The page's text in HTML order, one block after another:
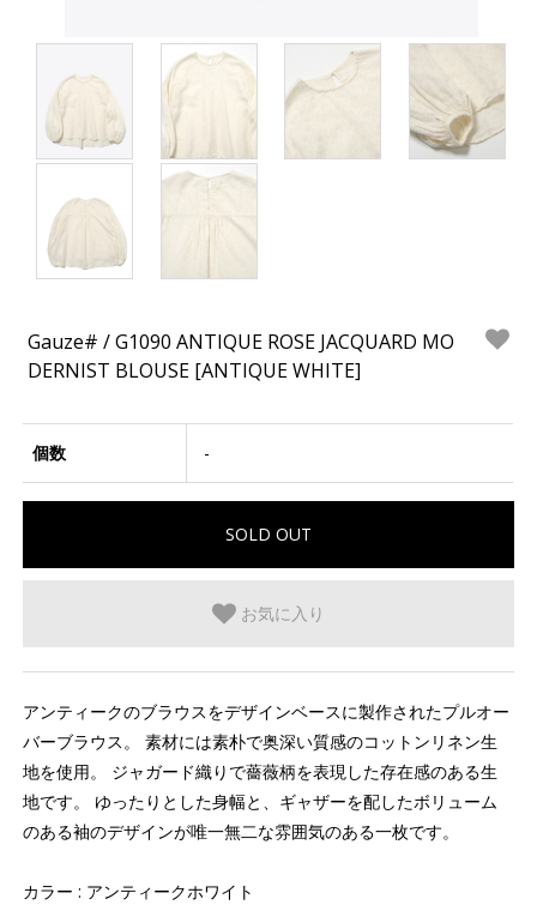
Gauze# / G1090 ANTIQUE ROSE JACQUARD MO
DERNIST BLOUSE [ANTIQUE WHITE]
個数 -
お気に入り
アンティークのブラウスをデザインベースに製作されたプルオー
バーブラウス。 素材には素朴で奥深い質感のコットンリネン生
地を使用。 ジャガード織りで薔薇柄を表現した存在感のある生
地です。 ゆったりとした身幅と、ギャザーを配したボリューム
のある袖のデザインが唯一無二な雰囲気のある一枚です。
カラー : アンティークホワイト